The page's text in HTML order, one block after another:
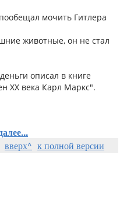
мочить Гитлера
животные, он не стал
описал в книге
XX века Карл Маркс".
вверх^ к полной версии